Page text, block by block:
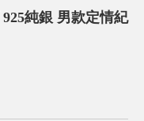
純銀 男款定情紀